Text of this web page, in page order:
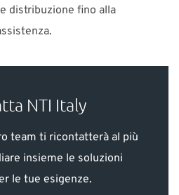
distribuzione fino alla
NTI Italy
team ti ricontatterà al più
insieme le soluzioni
le tue esigenze.